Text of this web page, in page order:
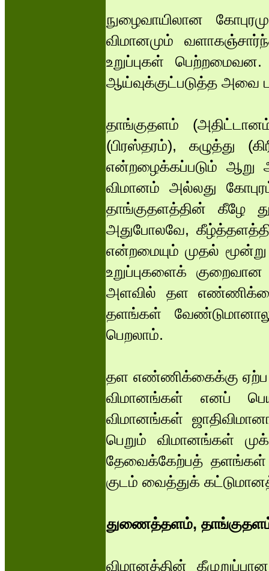
நுழைவாயிலான
விமானமும்
உறுப்புகள்
ஆய்வுக்குட்படுத்த அவை
தாங்குதளம்
(பிரஸ்தரம்), கழுத்து
என்றழைக்கப்படும் ஆறு
விமானம் அல்லது
தாங்குதளத்தின் கீழே
அதுபோலவே,
என்றமையும் முதல்
உறுப்புகளைக்
அளவில் தள
தளங்கள்
பெறலாம்.
தள எண்ணிக்கைக்கு ஏற்ப
விமானங்கள் எனப்
விமானங்கள்
பெறும் விமானங்கள்
தேவைக்கேற்பத் தளங்கள்
குடம் வைத்துக்
துணைத்தளம்,
விமானத்தின்